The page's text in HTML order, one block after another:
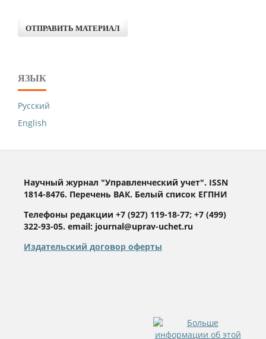
ОТПРАВИТЬ МАТЕРИАЛ
ЯЗЫК
Русский
English
Научный журнал "Управленческий учет". ISSN
1814-8476. Перечень ВАК. Белый список ЕГПНИ
Телефоны редакции +7 (927) 119-18-77; +7 (499)
322-93-05. email: journal@uprav-uchet.ru
Издательский договор оферты